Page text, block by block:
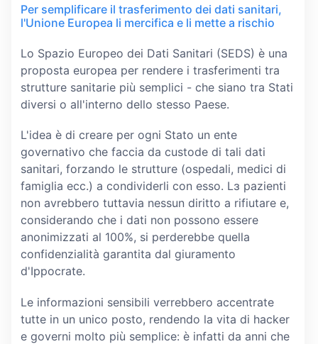
Per semplificare il trasferimento dei dati sanitari,
l'Unione Europea li mercifica e li mette a rischio
Lo Spazio Europeo dei Dati Sanitari (SEDS) è una
proposta europea per rendere i trasferimenti tra
strutture sanitarie più semplici - che siano tra Stati
diversi o all'interno dello stesso Paese.
L'idea è di creare per ogni Stato un ente
governativo che faccia da custode di tali dati
sanitari, forzando le strutture (ospedali, medici di
famiglia ecc.) a condividerli con esso. Lɜ pazienti
non avrebbero tuttavia nessun diritto a rifiutare e,
considerando che i dati non possono essere
anonimizzati al 100%, si perderebbe quella
confidenzialità garantita dal giuramento
d'Ippocrate.
Le informazioni sensibili verrebbero accentrate
tutte in un unico posto, rendendo la vita di hacker
e governi molto più semplice: è infatti da anni che